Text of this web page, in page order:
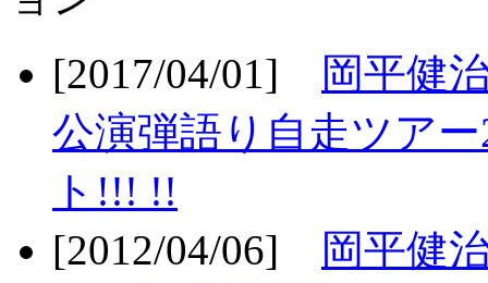
[2017/04/01]
岡平健
公演弾語り自走ツア
ト!!! !!
[2012/04/06]
岡平健